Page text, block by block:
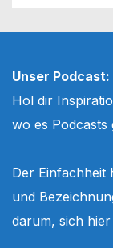
Unser
Hol dir
wo es Podcasts
Der Einfachheit
und
darum, sich